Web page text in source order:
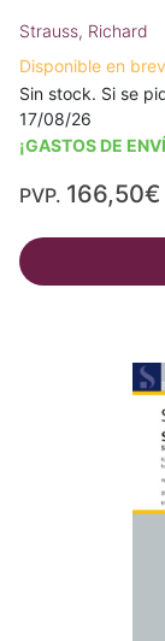
Strauss, Richard
Disponible en
Sin stock. Si se
17/08/26
¡GASTOS DE
PVP. 166,50€